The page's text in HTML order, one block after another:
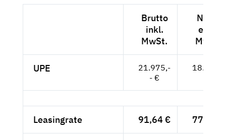
Brutto
inkl.
MwSt.
Netto
exkl.
MwSt.
UPE
21.975,-
- €
18.466,-
Leasingrate 91,64 € 77,01 €